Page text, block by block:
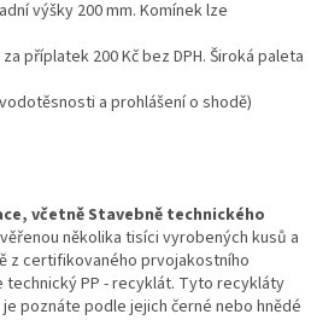
výšky 200 mm. Komínek lze
příplatek 200 Kč bez DPH. Široká paleta
a prohlášení o shodě)
včetně Stavebně technického
několika tisíci vyrobených kusů a
z certifikovaného prvojakostního
PP - recyklát. Tyto recykláty
poznáte podle jejich černé nebo hnědé